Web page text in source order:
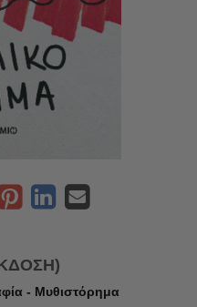
- Μυθιστόρημα